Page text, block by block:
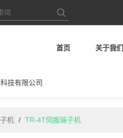
技有限公司
首页 关于我们
机 / TR-4T伺服端子机